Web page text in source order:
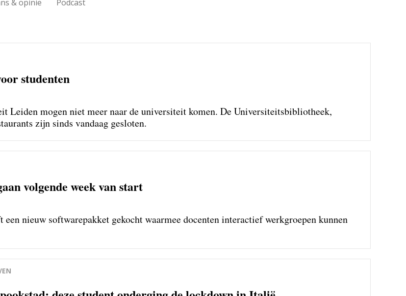
& opinie Podcast
studenten
Leiden mogen niet meer naar de universiteit komen. De Universiteitsbibliotheek,
zijn sinds vandaag gesloten.
volgende week van start
nieuw softwarepakket gekocht waarmee docenten interactief werkgroepen kunnen